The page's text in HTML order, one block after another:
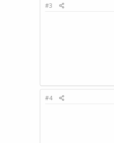
#3
#4